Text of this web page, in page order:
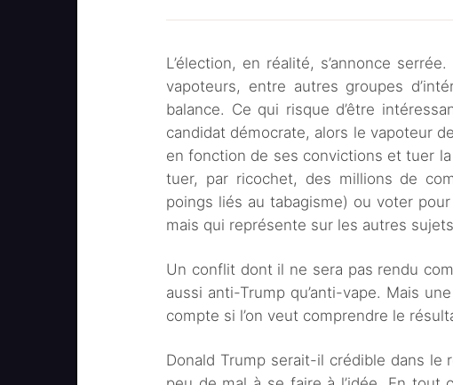
L’élection, en réalité, s’annonce
vapoteurs, entre autres groupes
balance. Ce qui risque d’être
candidat démocrate, alors le vapoteur
en fonction de ses convictions et tuer
tuer, par ricochet, des millions de
poings liés au tabagisme) ou voter
mais qui représente sur les autres
Un conflit dont il ne sera pas rendu
aussi anti-Trump qu’anti-vape. Mais
compte si l’on veut comprendre le
Donald Trump serait-il crédible dans le